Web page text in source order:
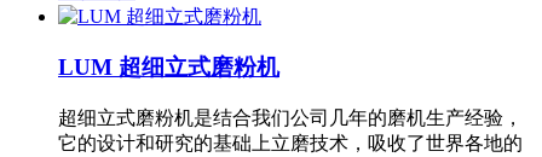
LUM 超细立式磨粉机
超细立式磨粉机是结合我们公司几年的磨机生产经验，
它的设计和研究的基础上立磨技术，吸收了世界各地的